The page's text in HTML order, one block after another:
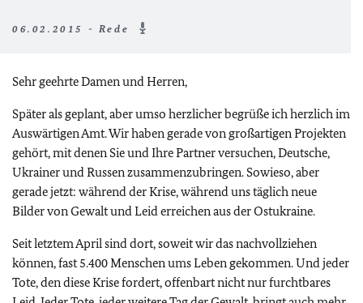
06.02.2015 - Rede
Sehr geehrte Damen und Herren,
Später als geplant, aber umso herzlicher begrüße ich herzlich im
Auswärtigen Amt. Wir haben gerade von großartigen Projekten
gehört, mit denen Sie und Ihre Partner versuchen, Deutsche,
Ukrainer und Russen zusammenzubringen. Sowieso, aber
gerade jetzt: während der Krise, während uns täglich neue
Bilder von Gewalt und Leid erreichen aus der Ostukraine.
Seit letztem April sind dort, soweit wir das nachvollziehen
können, fast 5.400 Menschen ums Leben gekommen. Und jeder
Tote, den diese Krise fordert, offenbart nicht nur furchtbares